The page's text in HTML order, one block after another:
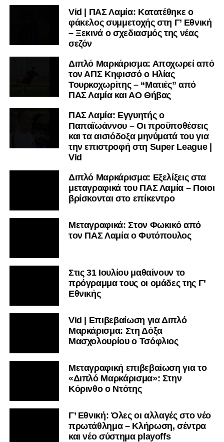
μαθαίνετε σε χρόνο dt όλα τα νέα.
Vid | ΠΑΣ Λαμία: Κατατέθηκε ο
φάκελος συμμετοχής στη Γ’ Εθνική
– Ξεκινά ο σχεδιασμός της νέας
σεζόν
Διπλό Μαρκάρισμα: Αποχωρεί από
τον ΑΠΣ Κηφισσό ο Ηλίας
Τουρκοχωρίτης – “Ματιές” από
ΠΑΣ Λαμία και ΑΟ Θήβας
ΠΑΣ Λαμία: Εγγυητής ο
Παπαϊωάννου – Οι προϋποθέσεις
και τα αισιόδοξα μηνύματά του για
την επιστροφή στη Super League |
Vid
Διπλό Μαρκάρισμα: Εξελίξεις στα
μεταγραφικά του ΠΑΣ Λαμία – Ποιοι
βρίσκονται στο επίκεντρο
Μεταγραφικά: Στον Φωκικό από
τον ΠΑΣ Λαμία ο Φυτόπουλος
Στις 31 Ιουλίου μαθαίνουν το
πρόγραμμα τους οι ομάδες της Γ’
Εθνικής
Vid | Επιβεβαίωση για Διπλό
Μαρκάρισμα: Στη Δόξα
Μασχολουρίου ο Τσόφλιος
Μεταγραφική επιβεβαίωση για το
«Διπλό Μαρκάρισμα»: Στην
Κόρινθο ο Ντότης
Γ’ Εθνική: Όλες οι αλλαγές στο νέο
πρωτάθλημα – Κλήρωση, σέντρα
και νέο σύστημα playoffs